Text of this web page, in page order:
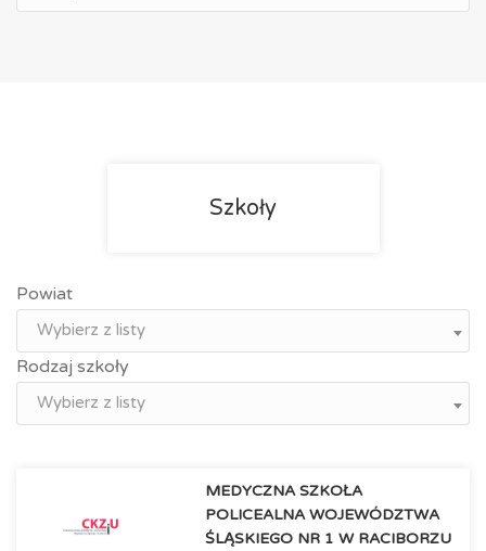
Szkoły
Powiat
Wybierz z listy
Rodzaj szkoły
Wybierz z listy
MEDYCZNA SZKOŁA
POLICEALNA WOJEWÓDZTWA
ŚLĄSKIEGO NR 1 W RACIBORZU